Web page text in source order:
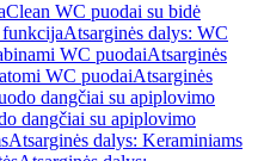
WC puodai su bidė
Atsarginės dalys: WC
WC puodaiAtsarginės
WC puodaiAtsarginės
dangčiai su apiplovimo
dangčiai su apiplovimo
Atsarginės dalys: Keraminiams